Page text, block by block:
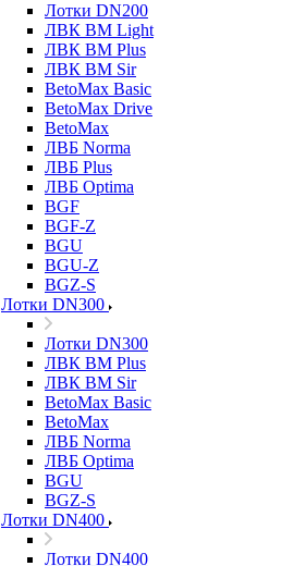
Лотки DN200
ЛВК ВМ Light
ЛВК ВМ Plus
ЛВК ВМ Sir
BetoMax Basic
BetoMax Drive
BetoMax
ЛВБ Norma
ЛВБ Plus
ЛВБ Optima
BGF
BGF-Z
BGU
BGU-Z
BGZ-S
Лотки DN300
Лотки DN300
ЛВК ВМ Plus
ЛВК ВМ Sir
BetoMax Basic
BetoMax
ЛВБ Norma
ЛВБ Optima
BGU
BGZ-S
Лотки DN400
Лотки DN400